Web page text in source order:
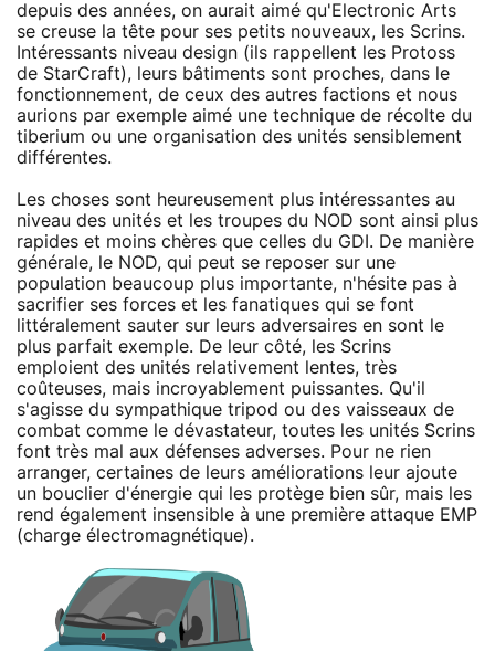
depuis des années, on aurait aimé qu'Electronic Arts
se creuse la tête pour ses petits nouveaux, les Scrins.
Intéressants niveau design (ils rappellent les Protoss
de StarCraft), leurs bâtiments sont proches, dans le
fonctionnement, de ceux des autres factions et nous
aurions par exemple aimé une technique de récolte du
tiberium ou une organisation des unités sensiblement
différentes.
Les choses sont heureusement plus intéressantes au
niveau des unités et les troupes du NOD sont ainsi plus
rapides et moins chères que celles du GDI. De manière
générale, le NOD, qui peut se reposer sur une
population beaucoup plus importante, n'hésite pas à
sacrifier ses forces et les fanatiques qui se font
littéralement sauter sur leurs adversaires en sont le
plus parfait exemple. De leur côté, les Scrins
emploient des unités relativement lentes, très
coûteuses, mais incroyablement puissantes. Qu'il
s'agisse du sympathique tripod ou des vaisseaux de
combat comme le dévastateur, toutes les unités Scrins
font très mal aux défenses adverses. Pour ne rien
arranger, certaines de leurs améliorations leur ajoute
un bouclier d'énergie qui les protège bien sûr, mais les
rend également insensible à une première attaque EMP
(charge électromagnétique).